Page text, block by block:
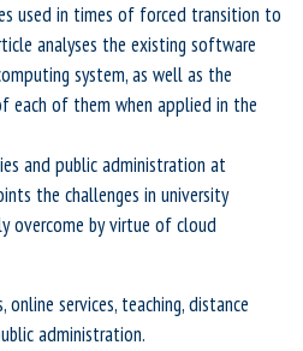
used in times of forced transition to
analyses the existing software
system, as well as the
each of them when applied in the
and public administration at
the challenges in university
overcome by virtue of cloud
services, teaching, distance
administration.